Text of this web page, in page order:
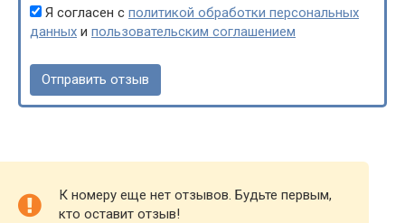
Я согласен с политикой обработки персональных
данных и пользовательским соглашением
К номеру еще нет отзывов. Будьте первым,
кто оставит отзыв!